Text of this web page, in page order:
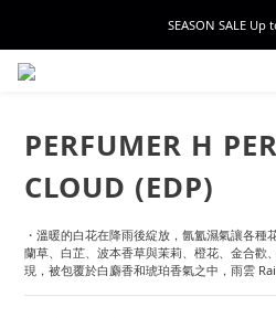
SEASON SALE Up
PERFUMER H
CLOUD (EDP)
・溫暖的白花在降雨後綻放，氤氳濕氣讓各
蘭草、白芷、波本香草與茉莉、橙花、金合歡
現，被包覆於白麝香和琥珀香氣之中，雨雲